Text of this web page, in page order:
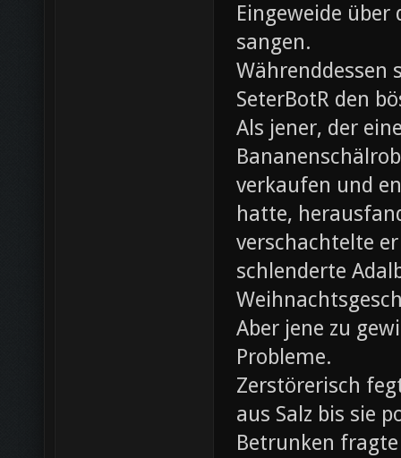
Eingeweide
sangen.
Währenddessen
SeterBotR den
Als jener, der
verkaufen und
hatte,
verschachtelte
schlenderte
Aber jene zu
Probleme.
Zerstörerisch
aus Salz bis sie
Betrunken